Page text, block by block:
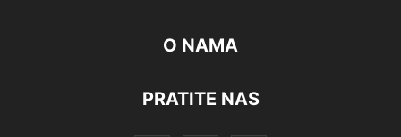
O NAMA
PRATITE NAS